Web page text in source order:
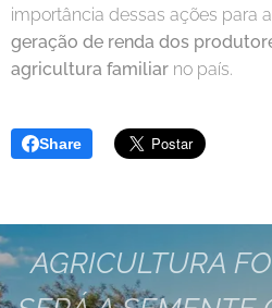
importância dessas ações para a
geração de renda dos
agricultura familiar no país.
Share
AGRICULTURA